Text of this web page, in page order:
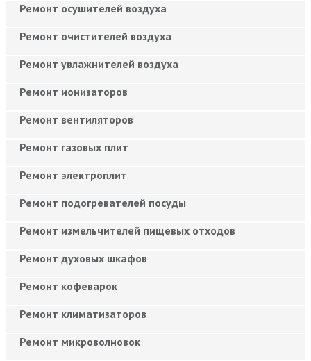
Ремонт осушителей воздуха
Ремонт очистителей воздуха
Ремонт увлажнителей воздуха
Ремонт ионизаторов
Ремонт вентиляторов
Ремонт газовых плит
Ремонт электроплит
Ремонт подогревателей посуды
Ремонт измельчителей пищевых отходов
Ремонт духовых шкафов
Ремонт кофеварок
Ремонт климатизаторов
Ремонт микроволновок